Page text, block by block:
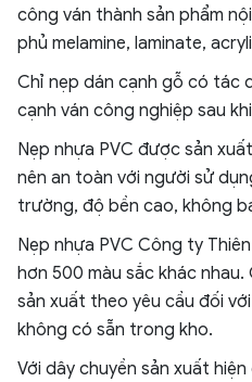
công ván thành sản phẩm
phủ melamine, laminate,
Chỉ nẹp dán cạnh gỗ có tác
cạnh ván công nghiệp sau
Nẹp nhựa PVC được sản
nên an toàn với người sử
trường, độ bền cao, không
Nẹp nhựa PVC Công ty
hơn 500 màu sắc khác
sản xuất theo yêu cầu đối
không có sẵn trong kho.
Với dây chuyền sản xuất